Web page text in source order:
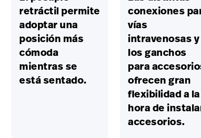
retráctil permite
adoptar una
posición más
cómoda
mientras se
está sentado.
conexiones
vías
intravenosas y
los ganchos
para
ofrecen gran
flexibilidad a la
hora de
accesorios.